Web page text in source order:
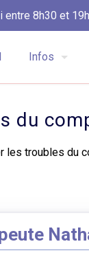
entre 8h30 et
Infos
du
les troubles du